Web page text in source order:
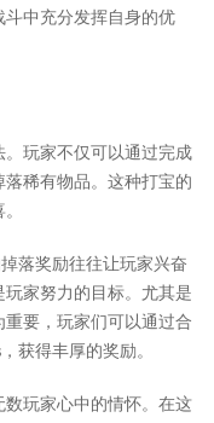
中充分发挥自身的优
玩家不仅可以通过完成
稀有物品。这种打宝的
落奖励往往让玩家兴奋
家努力的目标。尤其是
要，玩家们可以通过合
获得丰厚的奖励。
玩家心中的情怀。在这